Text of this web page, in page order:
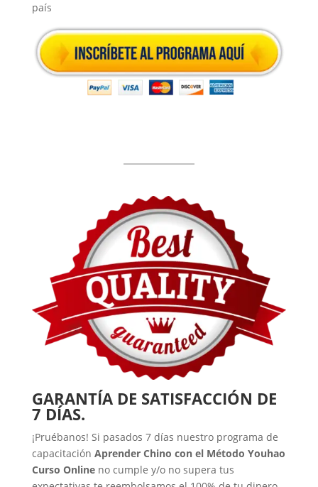
país
GARANTÍA DE SATISFACCIÓN DE
7 DÍAS.
¡Pruébanos! Si pasados 7 días nuestro programa de
capacitación Aprender Chino con el Método Youhao
Curso Online no cumple y/o no supera tus